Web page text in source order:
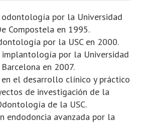
odontología por la Universidad
Compostela en 1995.
por la USC en 2000.
por la Universidad
en 2007.
el desarrollo clínico y práctico
de investigación de la
de la USC.
endodoncia avanzada por la